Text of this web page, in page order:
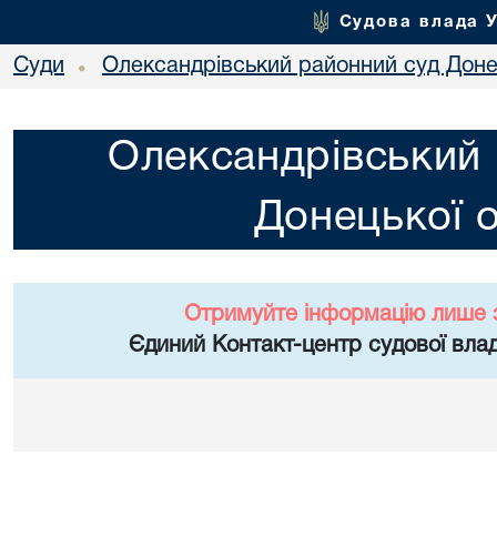
Судова влада
Суди • Олександрівський районний суд
Донецької
Отримуйте інформацію лише
Єдиний Контакт-центр судової